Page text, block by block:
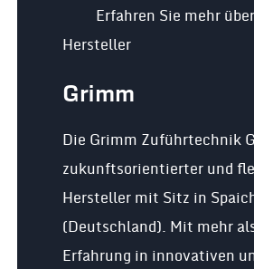
Erfahren Sie mehr
Hersteller
Grimm
Die Grimm Zuführtechnik
zukunftsorientierter und
Hersteller mit Sitz in
(Deutschland). Mit mehr
Erfahrung in innovativen